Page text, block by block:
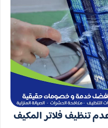
تنظيف فلاتر المكيف